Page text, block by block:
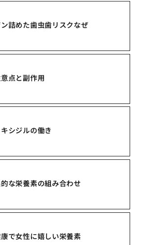
詰めた歯虫歯リスクなぜ
点と副作用
シジルの働き
な栄養素の組み合わせ
で女性に嬉しい栄養素